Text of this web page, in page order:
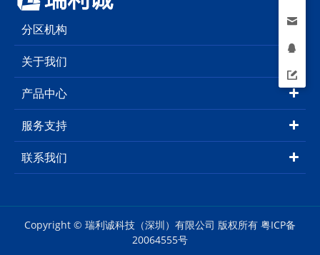
分区机构
关于我们
产品中心
服务支持
联系我们
Copyright © 瑞利诚科技（深圳）有限公司 版权所有 粤ICP备
20064555号